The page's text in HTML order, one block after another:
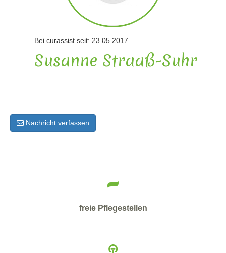
Bei curassist seit: 23.05.2017
Susanne Straaß-Suhr
Nachricht verfassen
-
freie Pflegestellen